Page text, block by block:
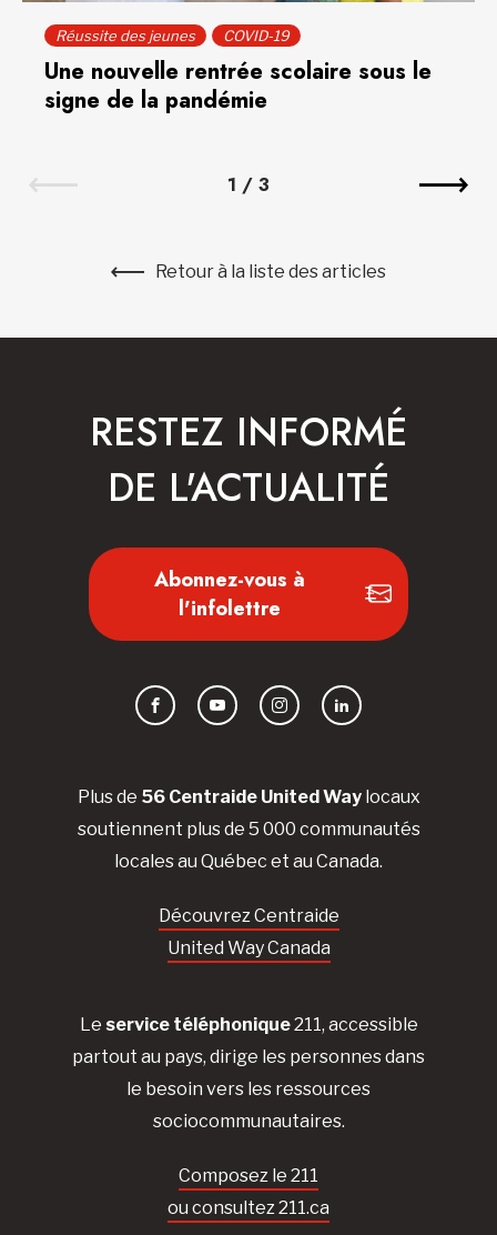
Réussite des jeunes COVID-19
Une nouvelle rentrée scolaire sous le
signe de la pandémie
1 / 3
Retour à la liste des articles
Plus de 56 Centraide United Waylocaux
soutiennent plus de 5 000 communautés
locales au Québec et au Canada.
Découvrez Centraide
United Way Canada
Le service téléphonique211, accessible
partout au pays, dirige les personnes dans
le besoin vers les ressources
sociocommunautaires.
Composez le 211
ou consultez 211.ca
RESTEZ INFORMÉ
DE L'ACTUALITÉ
Abonnez-vous à
l'infolettre
FacebookYouTubeInstagramLinkedIn